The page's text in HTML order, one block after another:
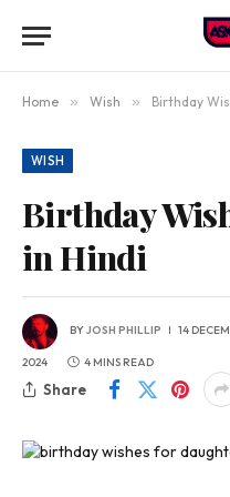
Home » Wish » Birthday
WISH
Birthday
in Hindi
BYJOSH PHILLIP 14
2024 4 MINS READ
Share